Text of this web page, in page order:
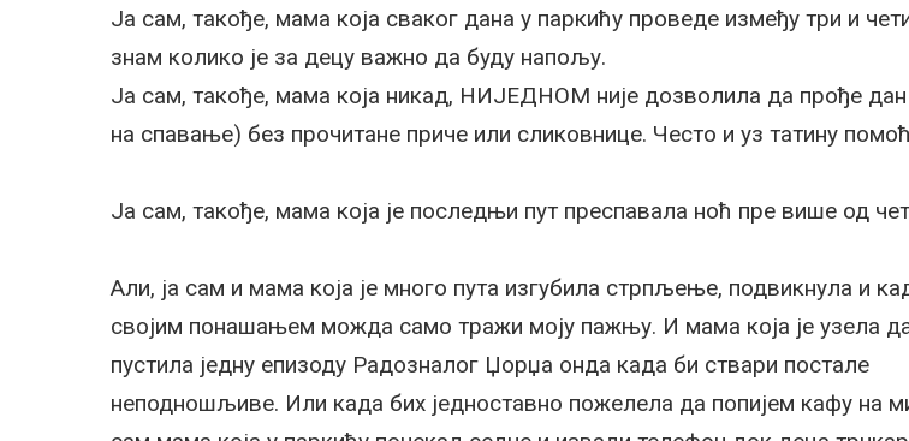
Ја сам, такође, мама која сваког дана у паркићу проведе између три и
знам колико је за децу важно да буду напољу.
Ја сам, такође, мама која никад, НИЈЕДНОМ није дозволила да прође
на спавање) без прочитане приче или сликовнице. Често и уз татину
Ја сам, такође, мама која је последњи пут преспавала ноћ пре више од
Али, ја сам и мама која је много пута изгубила стрпљење, подвикнула и
својим понашањем можда само тражи моју пажњу. И мама која је узела
пустила једну епизоду Радозналог Џорџа онда када би ствари постале
неподношљиве. Или када бих једноставно пожелела да попијем кафу на